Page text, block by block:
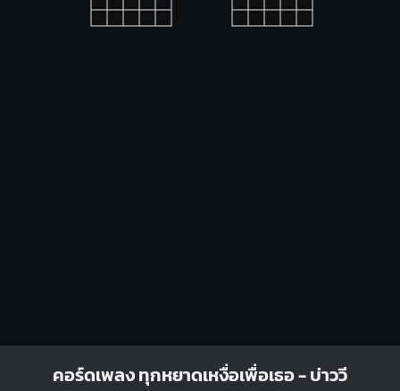
คอร์ดเพลง ทุกหยาดเหงื่อเพื่อเธอ - บ่าววี